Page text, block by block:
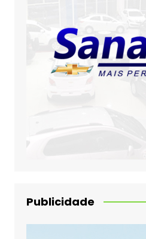
Publicidade